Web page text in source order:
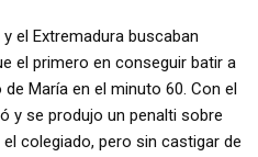
el Extremadura buscaban
el primero en conseguir batir a
María en el minuto 60. Con el
y se produjo un penalti sobre
colegiado, pero sin castigar de